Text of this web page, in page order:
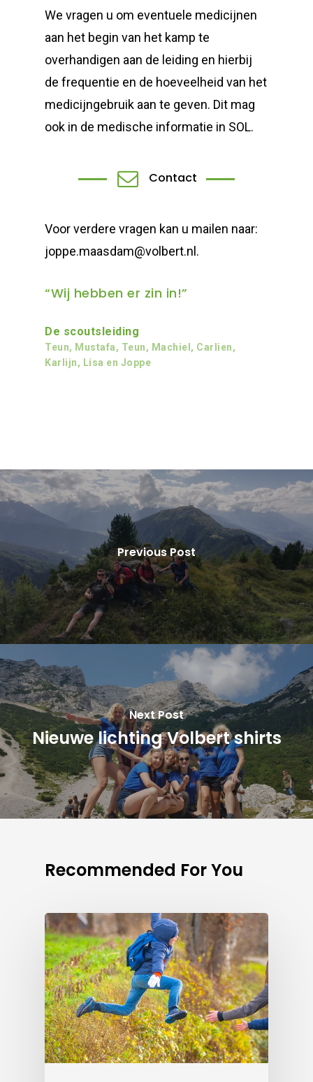
We vragen u om eventuele medicijnen
aan het begin van het kamp te
overhandigen aan de leiding en hierbij
de frequentie en de hoeveelheid van het
medicijngebruik aan te geven. Dit mag
ook in de medische informatie in SOL.
Contact
Voor verdere vragen kan u mailen naar:
joppe.maasdam@volbert.nl.
“Wij hebben er zin in!”
De scoutsleiding
Teun, Mustafa, Teun, Machiel, Carlien,
Karlijn, Lisa en Joppe
Previous Post
Next Post
Nieuwe lichting Volbert shirts
Recommended For You